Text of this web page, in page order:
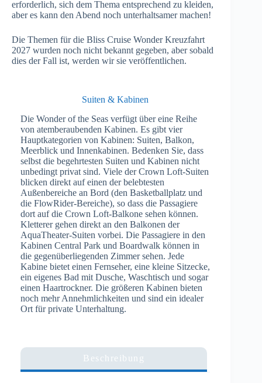
erforderlich, sich dem Thema entsprechend zu kleiden,
aber es kann den Abend noch unterhaltsamer machen!
Die Themen für die Bliss Cruise Wonder Kreuzfahrt
2027 wurden noch nicht bekannt gegeben, aber sobald
dies der Fall ist, werden wir sie veröffentlichen.
Suiten & Kabinen
Die Wonder of the Seas verfügt über eine Reihe
von atemberaubenden Kabinen. Es gibt vier
Hauptkategorien von Kabinen: Suiten, Balkon,
Meerblick und Innenkabinen. Bedenken Sie, dass
selbst die begehrtesten Suiten und Kabinen nicht
unbedingt privat sind. Viele der Crown Loft-Suiten
blicken direkt auf einen der belebtesten
Außenbereiche an Bord (den Basketballplatz und
die FlowRider-Bereiche), so dass die Passagiere
dort auf die Crown Loft-Balkone sehen können.
Kletterer gehen direkt an den Balkonen der
AquaTheater-Suiten vorbei. Die Passagiere in den
Kabinen Central Park und Boardwalk können in
die gegenüberliegenden Zimmer sehen. Jede
Kabine bietet einen Fernseher, eine kleine Sitzecke,
ein eigenes Bad mit Dusche, Waschtisch und sogar
einen Haartrockner. Die größeren Kabinen bieten
noch mehr Annehmlichkeiten und sind ein idealer
Ort für private Unterhaltung.
Beschreibung